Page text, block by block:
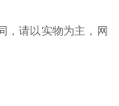
，请以实物为主，网